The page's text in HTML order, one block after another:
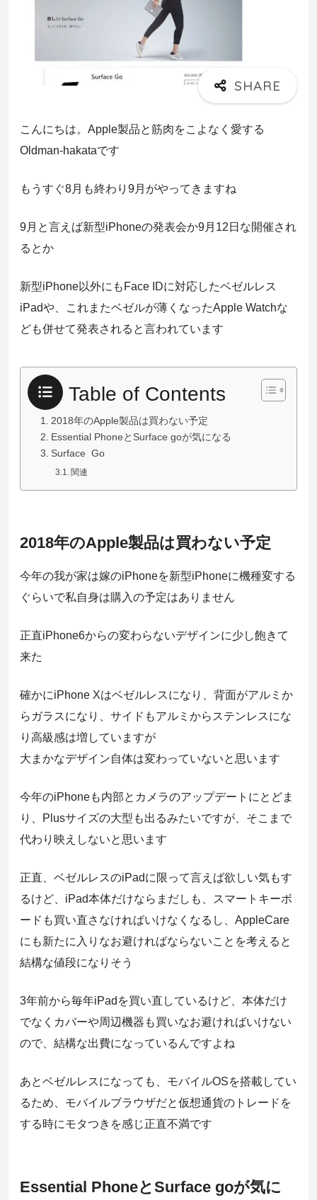
こんにちは。Apple製品と筋肉をこよなく愛する
Oldman-hakataです
もうすぐ8月も終わり9月がやってきますね
9月と言えば新型iPhoneの発表会か9月12日な開催され
るとか
新型iPhone以外にもFace IDに対応したベゼルレス
iPadや、これまたベゼルが薄くなったApple Watchな
ども併せて発表されると言われています
Table of Contents
2018年のApple製品は買わない予定
Essential PhoneとSurface goが気になる
Surface Go
関連
2018年のApple製品は買わない予定
今年の我が家は嫁のiPhoneを新型iPhoneに機種変する
ぐらいで私自身は購入の予定はありません
正直iPhone6からの変わらないデザインに少し飽きて
来た
確かにiPhone Xはベゼルレスになり、背面がアルミか
らガラスになり、サイドもアルミからステンレスにな
り高級感は増していますが
大まかなデザイン自体は変わっていないと思います
今年のiPhoneも内部とカメラのアップデートにとどま
り、Plusサイズの大型も出るみたいですが、そこまで
代わり映えしないと思います
正直、ベゼルレスのiPadに限って言えば欲しい気もす
るけど、iPad本体だけならまだしも、スマートキーボ
ードも買い直さなければいけなくなるし、AppleCare
にも新たに入りなお避ければならないことを考えると
結構な値段になりそう
3年前から毎年iPadを買い直しているけど、本体だけ
でなくカバーや周辺機器も買いなお避ければいけない
ので、結構な出費になっているんですよね
あとベゼルレスになっても、モバイルOSを搭載してい
るため、モバイルブラウザだと仮想通貨のトレードを
する時にモタつきを感じ正直不満です
Essential PhoneとSurface goが気に